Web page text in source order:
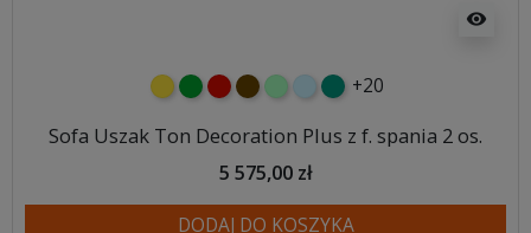
visibility
żółtyzielonyczerwony
czekoladowy
miętowybłękitny
turkusowy
+20
Sofa Uszak Ton Decoration Plus z f. spania 2 os.
5 575,00 zł
DODAJ DO KOSZYKA